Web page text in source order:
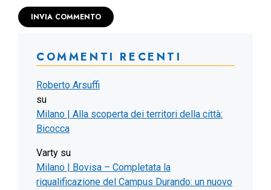
COMMENTI RECENTI
Roberto Arsuffi
su
Milano | Alla scoperta dei territori della città:
Bicocca
Varty su
Milano | Bovisa – Completata la
riqualificazione del Campus Durando: un nuovo